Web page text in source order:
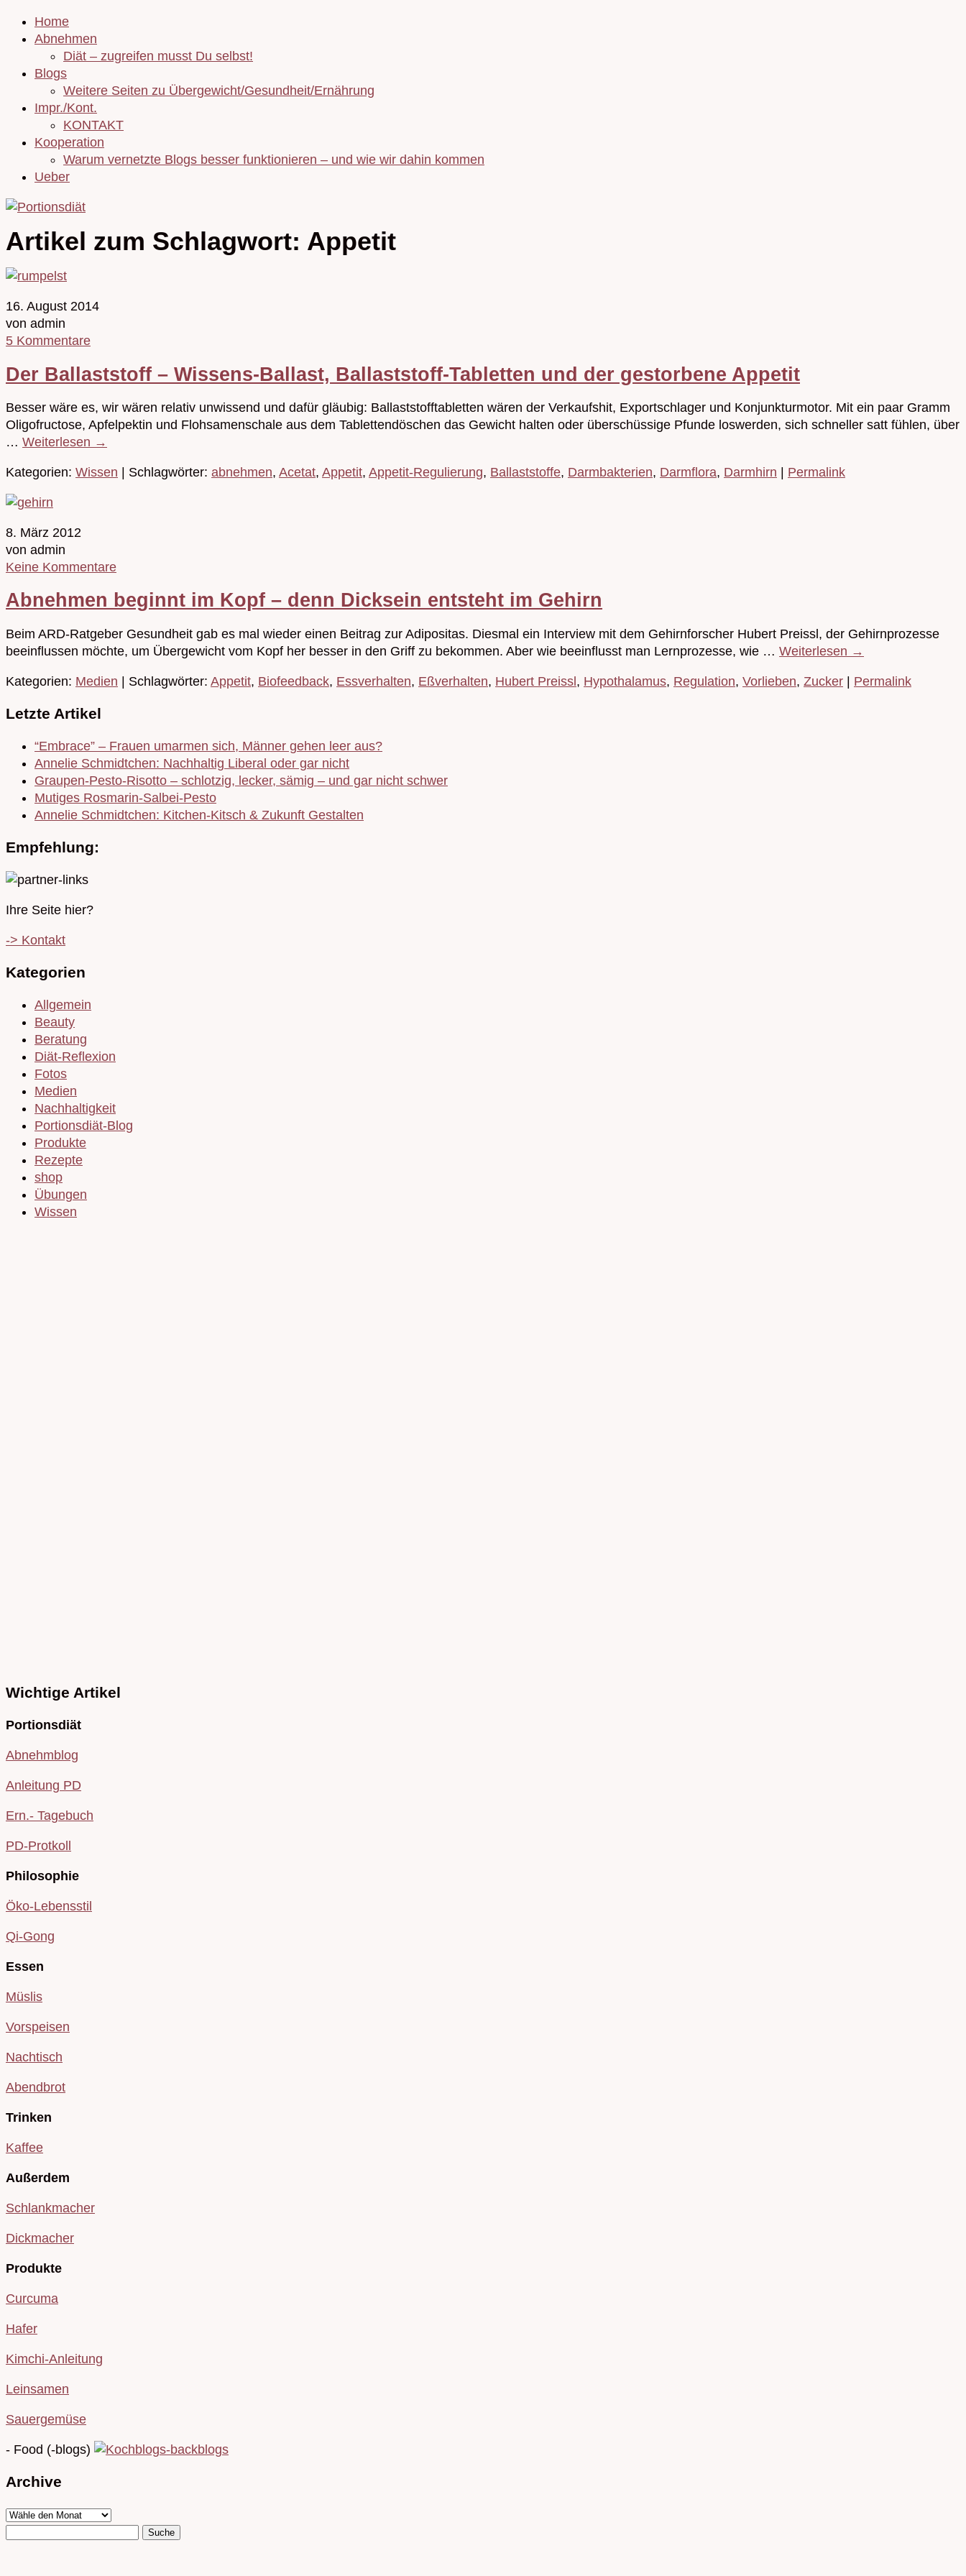
Home
Abnehmen
Diät – zugreifen musst Du selbst!
Blogs
Weitere Seiten zu Übergewicht/Gesundheit/Ernährung
Impr./Kont.
KONTAKT
Kooperation
Warum vernetzte Blogs besser funktionieren – und wie wir dahin kommen
Ueber
Artikel zum Schlagwort: Appetit
16. August 2014
von admin
5 Kommentare
Der Ballaststoff – Wissens-Ballast, Ballaststoff-Tabletten und der gestorbene Appetit
Besser wäre es, wir wären relativ unwissend und dafür gläubig: Ballaststofftabletten wären der Verkaufshit, Exportschlager und Konjunkturmotor. Mit ein paar Gramm
Oligofructose, Apfelpektin und Flohsamenschale aus dem Tablettendöschen das Gewicht halten oder überschüssige Pfunde loswerden, sich schneller satt fühlen, über
… Weiterlesen →
Kategorien: Wissen | Schlagwörter: abnehmen, Acetat, Appetit, Appetit-Regulierung, Ballaststoffe, Darmbakterien, Darmflora, Darmhirn Permalink
8. März 2012
von admin
Keine Kommentare
Abnehmen beginnt im Kopf – denn Dicksein entsteht im Gehirn
Beim ARD-Ratgeber Gesundheit gab es mal wieder einen Beitrag zur Adipositas. Diesmal ein Interview mit dem Gehirnforscher Hubert Preissl, der Gehirnprozesse
beeinflussen möchte, um Übergewicht vom Kopf her besser in den Griff zu bekommen. Aber wie beeinflusst man Lernprozesse, wie … Weiterlesen →
Kategorien: Medien | Schlagwörter: Appetit, Biofeedback, Essverhalten, Eßverhalten, Hubert Preissl, Hypothalamus, Regulation, Vorlieben, Zucker | Permalink
Letzte Artikel
“Embrace” – Frauen umarmen sich, Männer gehen leer aus?
Annelie Schmidtchen: Nachhaltig Liberal oder gar nicht
Graupen-Pesto-Risotto – schlotzig, lecker, sämig – und gar nicht schwer
Mutiges Rosmarin-Salbei-Pesto
Annelie Schmidtchen: Kitchen-Kitsch & Zukunft Gestalten
Empfehlung:
Ihre Seite hier?
-> Kontakt
Kategorien
Allgemein
Beauty
Beratung
Diät-Reflexion
Fotos
Medien
Nachhaltigkeit
Portionsdiät-Blog
Produkte
Rezepte
shop
Übungen
Wissen
Wichtige Artikel
Portionsdiät
Abnehmblog
Anleitung PD
Ern.- Tagebuch
PD-Protkoll
Philosophie
Öko-Lebensstil
Qi-Gong
Essen
Müslis
Vorspeisen
Nachtisch
Abendbrot
Trinken
Kaffee
Außerdem
Schlankmacher
Dickmacher
Produkte
Curcuma
Hafer
Kimchi-Anleitung
Leinsamen
Sauergemüse
- Food (-blogs)
Archive